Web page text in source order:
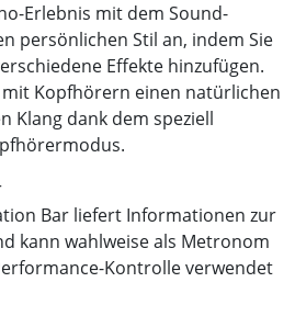
Erlebnis mit dem Sound-
persönlichen Stil an, indem Sie
Effekte hinzufügen.
mit Kopfhörern einen natürlichen
Klang dank dem speziell
Bar liefert Informationen zur
kann wahlweise als Metronom
Kontrolle verwendet